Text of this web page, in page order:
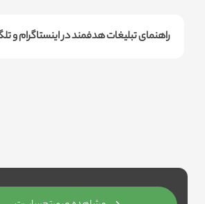
راهنمای تبلیغات هدفمند در اینستاگرام و